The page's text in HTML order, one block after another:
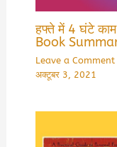
हफ्ते में 4 घंटे
Book
Leave a Comment
अक्टूबर 3, 2021